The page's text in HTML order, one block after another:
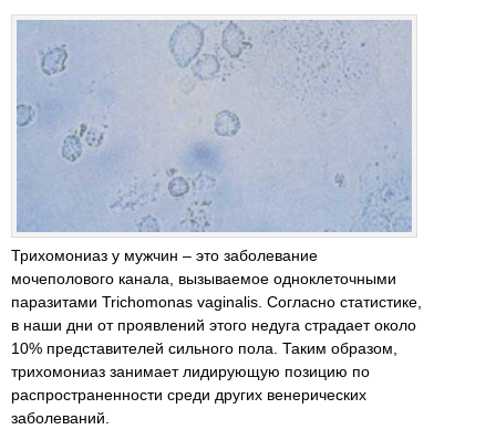
Трихомониаз у мужчин – это заболевание
мочеполового канала, вызываемое одноклеточными
паразитами Trichomonas vaginalis. Согласно статистике,
в наши дни от проявлений этого недуга страдает около
10% представителей сильного пола. Таким образом,
трихомониаз занимает лидирующую позицию по
распространенности среди других венерических
заболеваний.